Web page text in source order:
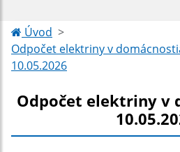
Úvod
Odpočet elektriny v
10.05.2026
Odpočet elektriny v